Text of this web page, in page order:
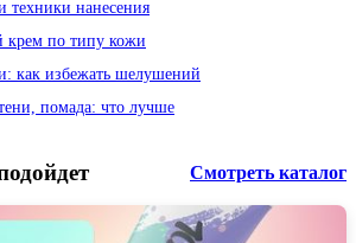
техники нанесения
крем по типу кожи
как избежать шелушений
помада: что лучше
Смотреть каталог